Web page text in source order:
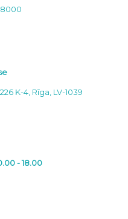
K-4, Rīga, LV-1039
- 18.00